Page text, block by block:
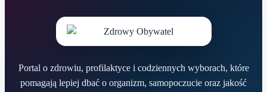
Portal o zdrowiu, profilaktyce i codziennych wyborach, które
pomagają lepiej dbać o organizm, samopoczucie oraz jakość